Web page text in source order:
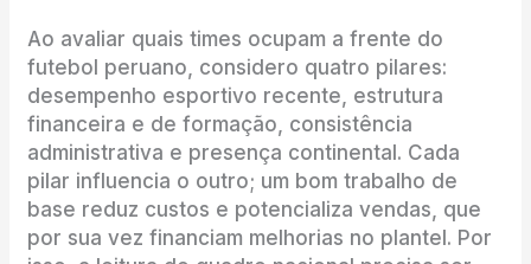
Ao avaliar quais times ocupam a frente do
futebol peruano, considero quatro pilares:
desempenho esportivo recente, estrutura
financeira e de formação, consistência
administrativa e presença continental. Cada
pilar influencia o outro; um bom trabalho de
base reduz custos e potencializa vendas, que
por sua vez financiam melhorias no plantel. Por